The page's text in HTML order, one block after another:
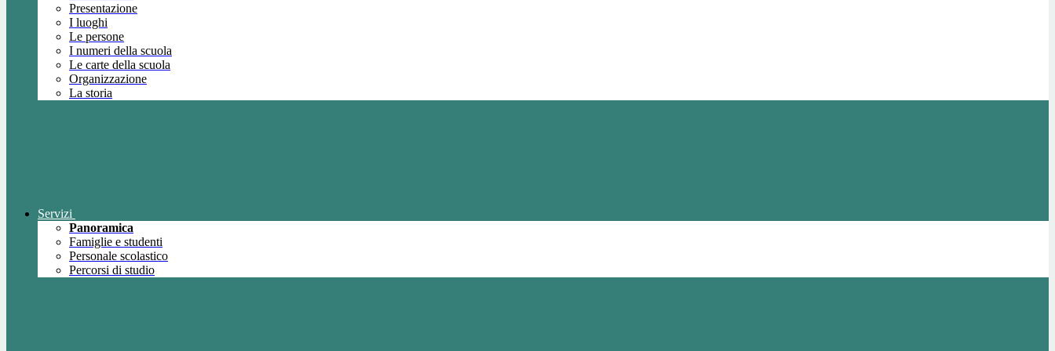
Presentazione
I luoghi
Le persone
I numeri della scuola
Le carte della scuola
Organizzazione
La storia
Servizi
Panoramica
Famiglie e studenti
Personale scolastico
Percorsi di studio